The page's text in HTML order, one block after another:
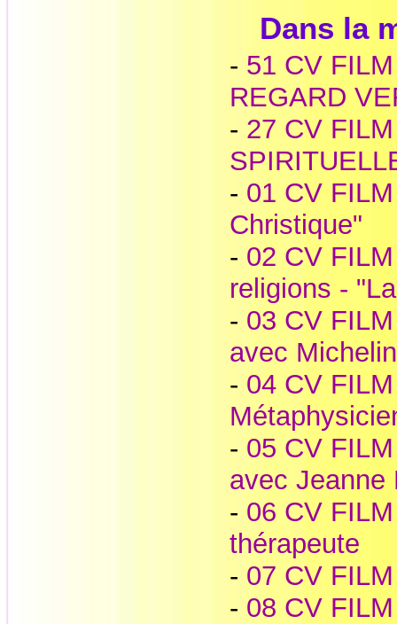
Dans la
- 51 CV
REGARD
- 27 CV
- 01 CV
Christique"
- 02 CV
religions -
- 03 CV
avec
- 04 CV
- 05 CV
avec Jeanne
- 06 CV
thérapeute
- 07 CV
- 08 CV